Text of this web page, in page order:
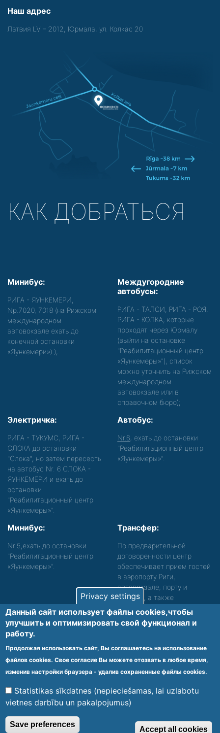
Наш адрес
Латвия LV – 2012, Юрмала, ул. Колкас 20
КАК ДОБРАТЬСЯ
Минибус:
РИГА - ЯУНКЕМЕРИ,
Nр.7020, 7018 (на Рижском
международном
автовокзале ехать до
конечной остановки
«Яункемери») );
Междугородние
автобусы:
РИГА - ТАЛСИ, РИГА - РОЯ,
РИГА - КОЛКА, которые
проходят через Юрмалу
(выйти на остановке
"Реабилитационный центр
«Яункемеры»"), список
можно уточнить на Рижском
международном
автовокзале или в
справочном бюро);
Электричка:
РИГА - ТУКУМС, РИГА -
СЛОКА до остановки
"Слока", но затем пересесть
на автобус Nr. 6 СЛОКА -
ЯУНКЕМЕРИ и ехать до
остановки
"Реабилитационный центр
«Яункемеры»".
Автобус:
Nr.6 , ехать до остановки
"Реабилитационный центр
«Яункемеры»".
Минибус:
Nr.5 ,ехать до остановки
"Реабилитационный центр
«Яункемеры»".
Трансфер:
По предварительной
договоренности центр
обеспечивает прием гостей
в аэропорту Риги,
автовокзале, порту и
вокзале, а также
сопровождение. Просьба
звонить, чтобы уточнить
детали.
Обеспечиваем доступность среды для лиц с
функциональными нарушениями.
Footer
menu
Vietnes karte Noteikumi un privātuma politika
© 2020 Kūrorta Rehabilitācijas Centrs - Jaunķemeri. Visas tiesības
Privacy settings
Данный сайт использует файлы cookies,чтобы
улучшить и оптимизировать cвой функционал и
работу.
Продолжая использовать сайт, Вы соглашаетесь на использование
файлов cookies. Свое согласие Вы можете отозвать в любое время,
изменив настройки браузера - удалив сохраненные файлы cookies.
Statistikas sīkdatnes (nepieciešamas, lai uzlabotu
vietnes darbību un pakalpojumus)
Save preferences
Accept all cookies